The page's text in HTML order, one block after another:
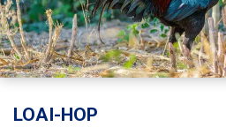
LOAI-HOP